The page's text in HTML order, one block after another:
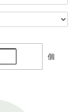
個